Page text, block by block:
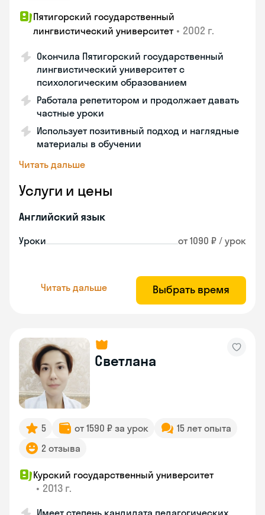
Пятигорский государственный
лингвистический университет • 2002 г.
Окончила Пятигорский государственный
лингвистический университет с
психологическим образованием
Работала репетитором и продолжает давать
частные уроки
Использует позитивный подход и наглядные
материалы в обучении
Читать дальше
Услуги и цены
Английский язык
Уроки от 1090 ₽ / урок
Читать дальше Выбрать время
Светлана
5 от 1590 ₽ за урок
15 лет опыта
2 отзыва
Курский государственный университет
• 2013 г.
Имеет степень кандидата педагогических